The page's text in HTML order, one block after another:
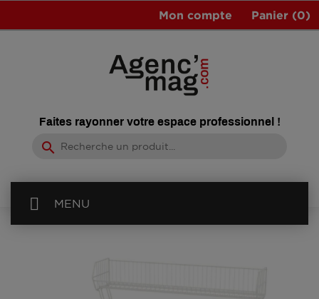
Panier (0)
Mon compte
Faites rayonner votre espace professionnel !
search
MENU